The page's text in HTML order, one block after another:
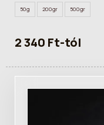
50g 200gr 500gr
2 340 Ft-tól